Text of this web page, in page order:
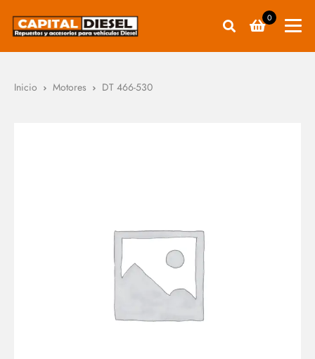
0
Inicio Motores DT 466-530